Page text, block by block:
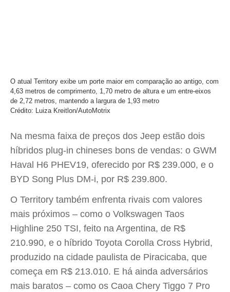
O atual Territory exibe um porte maior em comparação ao antigo, com
4,63 metros de comprimento, 1,70 metro de altura e um entre-eixos
de 2,72 metros, mantendo a largura de 1,93 metro
Crédito: Luiza Kreitlon/AutoMotrix
Na mesma faixa de preços dos Jeep estão dois
híbridos plug-in chineses bons de vendas: o GWM
Haval H6 PHEV19, oferecido por R$ 239.000, e o
BYD Song Plus DM-i, por R$ 239.800.
O Territory também enfrenta rivais com valores
mais próximos – como o Volkswagen Taos
Highline 250 TSI, feito na Argentina, de R$
210.990, e o híbrido Toyota Corolla Cross Hybrid,
produzido na cidade paulista de Piracicaba, que
começa em R$ 213.010. E há ainda adversários
mais baratos – como os Caoa Chery Tiggo 7 Pro